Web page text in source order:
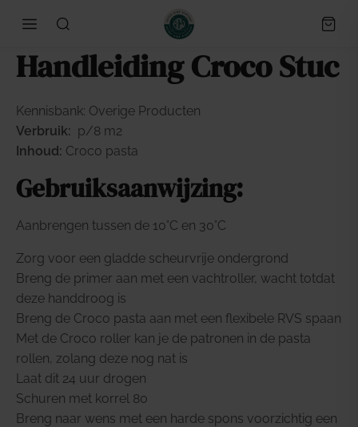
Handleiding Croco Stuc
Kennisbank: Overige Producten
Verbruik: p/8 m2
Inhoud: Croco pasta
Gebruiksaanwijzing:
Aanbrengen tussen de 10°C en 30°C
Zorg voor een gladde scheurvrije ondergrond
Breng de primer aan met een vachtroller, wacht totdat
deze handdroog is
Breng de Croco pasta aan met een flexibele RVS spaan
Met de Croco roller kan je de patronen in de pasta
rollen, zolang deze nog nat is
Laat dit 24 uur drogen
Schuren met korrel 80
Breng naar wens met een harde spons voorzichtig een